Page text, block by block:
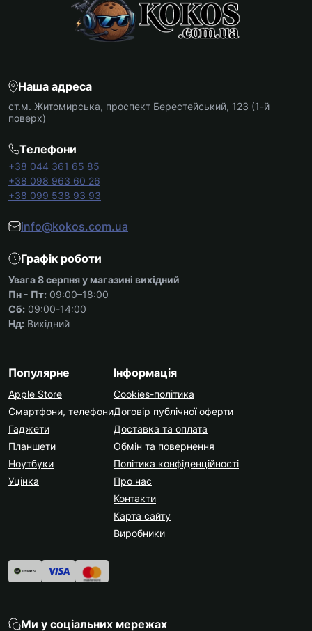
Наша адреса
ст.м. Житомирська, проспект Берестейський, 123 (1-й
поверх)
Телефони
+38 044 361 65 85
+38 098 963 60 26
+38 099 538 93 93
info@kokos.com.ua
Графік роботи
Увага 8 серпня у магазині вихідний
Пн - Пт: 09:00–18:00
Сб: 09:00-14:00
Нд: Вихідний
Популярне
Apple Store
Смартфони, телефони
Гаджети
Планшети
Ноутбуки
Уцінка
Інформація
Cookies-політика
Договір публічної оферти
Доставка та оплата
Обмін та повернення
Політика конфіденційності
Про нас
Контакти
Карта сайту
Виробники
Ми у соціальних мережах